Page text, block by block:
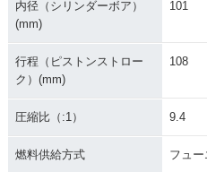
内径（シリンダーボア）
(mm)
101
行程（ピストンストロー
ク）(mm)
108
圧縮比（:1） 9.4
燃料供給方式 フュ